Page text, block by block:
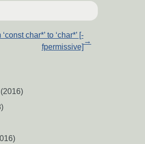
char*’ to ‘char*’ [-
fpermissive]
→
(2016)